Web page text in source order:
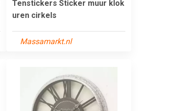
Tenstickers Sticker muur klok
uren cirkels
Massamarkt.nl